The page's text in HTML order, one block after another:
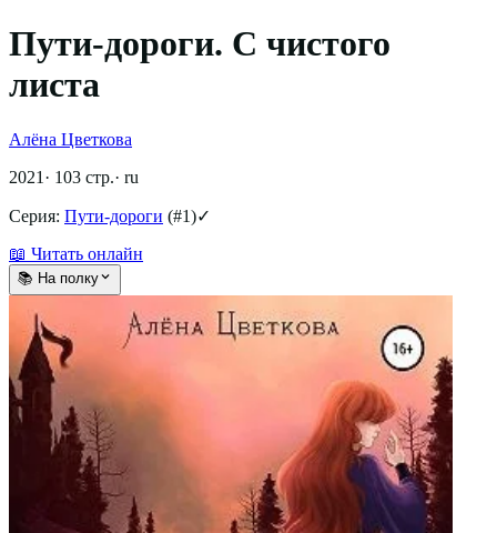
Пути-дороги. С чистого
листа
Алёна Цветкова
2021 · 103 стр.· ru
Серия: Пути-дороги (#1)✓
📖 Читать онлайн
📚 На полку